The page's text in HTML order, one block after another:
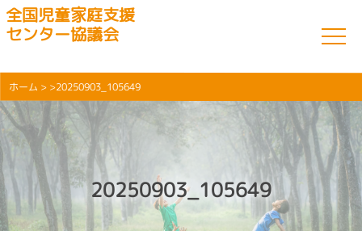
全国児童家庭支援
センター協議会
ホーム > >20250903_105649
20250903_105649